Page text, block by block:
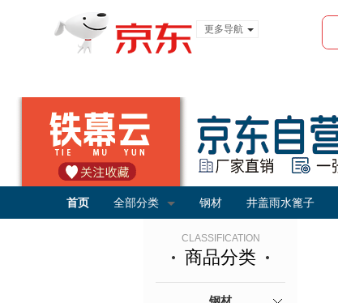
更多导航
首页 全部分类 钢材 井盖雨水篦子
CLASSIFICATION
商品分类